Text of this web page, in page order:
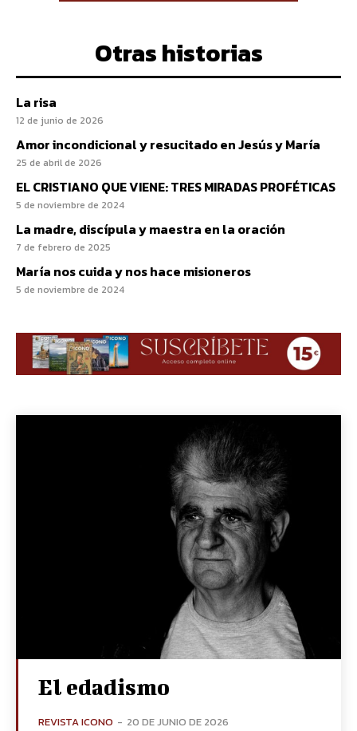
Otras historias
La risa
12 de junio de 2026
Amor incondicional y resucitado en Jesús y María
25 de abril de 2026
EL CRISTIANO QUE VIENE: TRES MIRADAS PROFÉTICAS
5 de noviembre de 2024
La madre, discípula y maestra en la oración
7 de febrero de 2025
María nos cuida y nos hace misioneros
5 de noviembre de 2024
El edadismo
REVISTA ICONO - 20 DE JUNIO DE 2026